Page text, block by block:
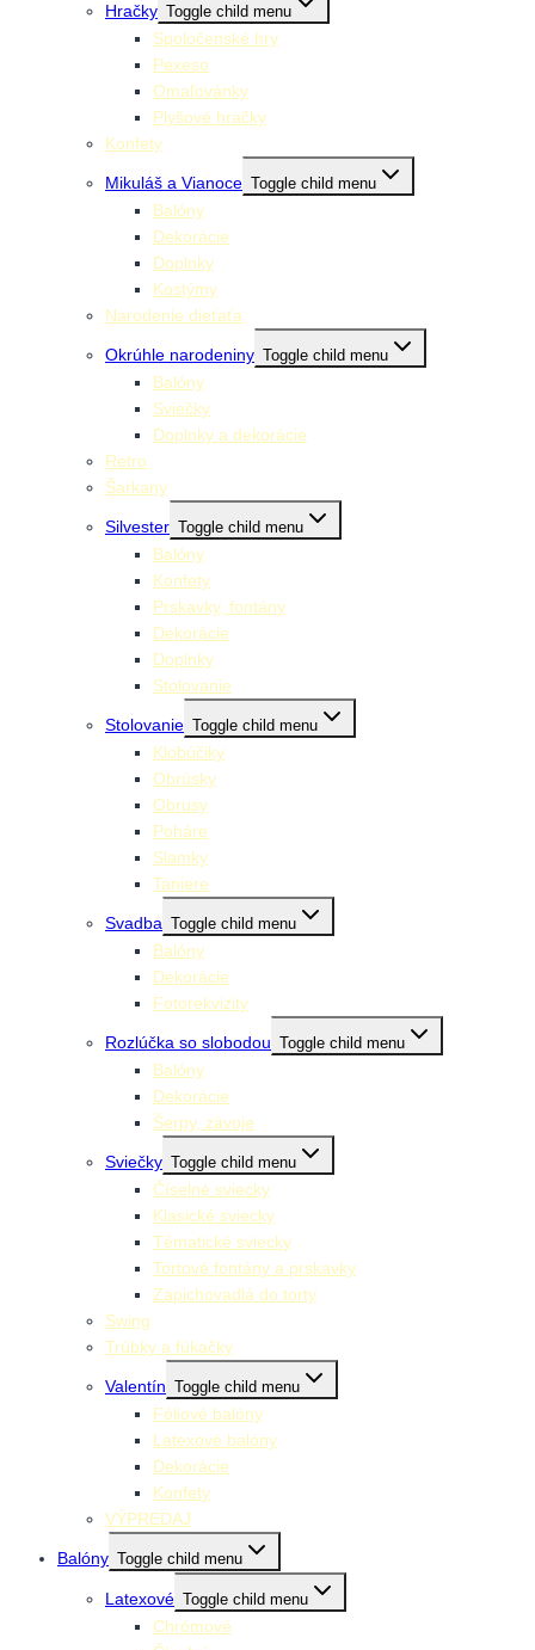
Hračky Toggle child menu
Spoločenské hry
Pexeso
Omaľovánky
Plyšové hračky
Konfety
Mikuláš a Vianoce Toggle child menu
Balóny
Dekorácie
Doplnky
Kostýmy
Narodenie dieťaťa
Okrúhle narodeniny Toggle child menu
Balóny
Sviečky
Doplnky a dekorácie
Retro
Šarkany
Silvester Toggle child menu
Balóny
Konfety
Prskavky, fontány
Dekorácie
Doplnky
Stolovanie
Stolovanie Toggle child menu
Klobúčiky
Obrúsky
Obrusy
Poháre
Slamky
Taniere
Svadba Toggle child menu
Balóny
Dekorácie
Fotorekvizity
Rozlúčka so slobodou Toggle child menu
Balóny
Dekorácie
Šerpy, závoje
Sviečky Toggle child menu
Číselné sviecky
Klasické sviecky
Tématické sviecky
Tortové fontány a prskavky
Zapichovadlá do torty
Swing
Trúbky a fúkačky
Valentín Toggle child menu
Fóliové balóny
Latexové balóny
Dekorácie
Konfety
VÝPREDAJ
Balóny Toggle child menu
Latexové Toggle child menu
Chrómové